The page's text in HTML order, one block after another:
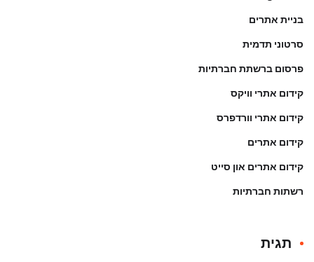
בניית אתרים
סרטוני תדמית
פרסום ברשתת חברתיות
קידום אתרי וויקס
קידום אתרי וורדפרס
קידום אתרים
קידום אתרים און סייט
רשתות חברתיות
תגית